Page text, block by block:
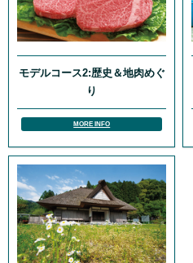
モデルコース2:歴史＆地肉めぐ
り
MORE INFO